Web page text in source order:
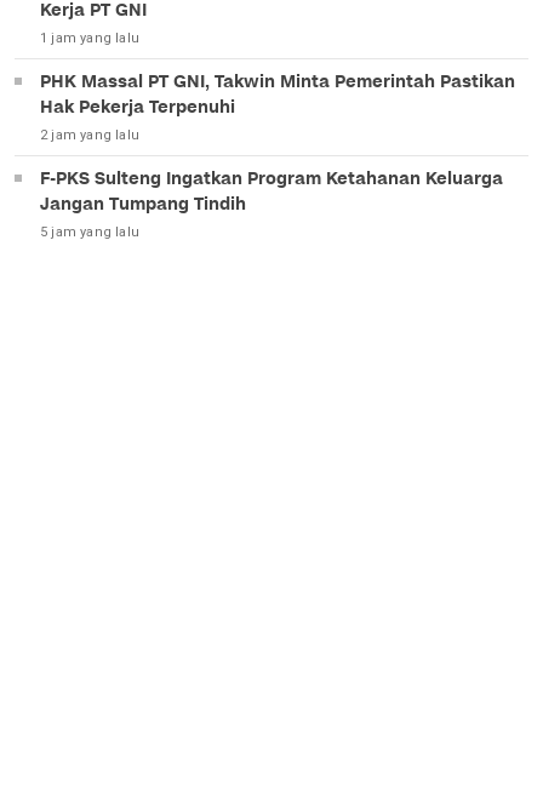
Kerja PT GNI
1 jam yang lalu
PHK Massal PT GNI, Takwin Minta Pemerintah Pastikan
Hak Pekerja Terpenuhi
2 jam yang lalu
F-PKS Sulteng Ingatkan Program Ketahanan Keluarga
Jangan Tumpang Tindih
5 jam yang lalu